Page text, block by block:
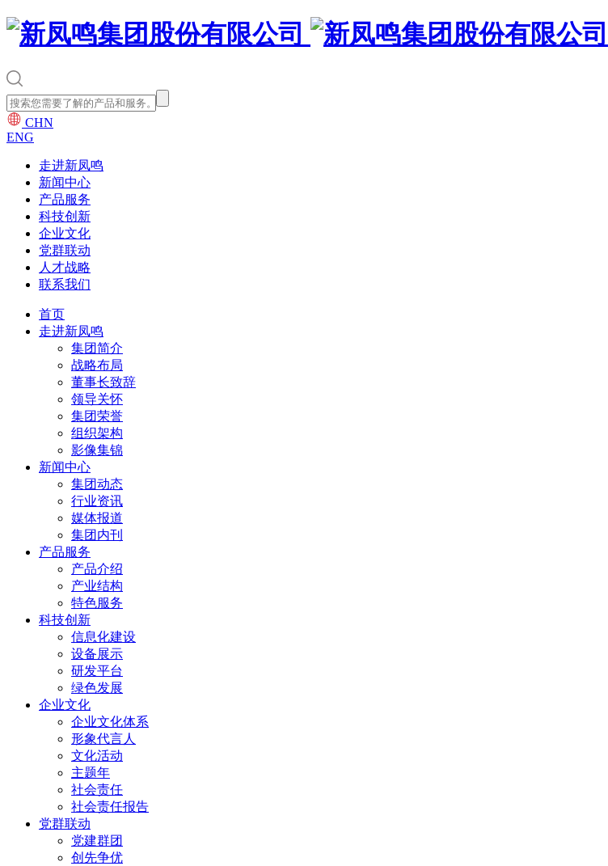
CHN
ENG
走进新凤鸣
新闻中心
产品服务
科技创新
企业文化
党群联动
人才战略
联系我们
首页
走进新凤鸣
集团简介
战略布局
董事长致辞
领导关怀
集团荣誉
组织架构
影像集锦
新闻中心
集团动态
行业资讯
媒体报道
集团内刊
产品服务
产品介绍
产业结构
特色服务
科技创新
信息化建设
设备展示
研发平台
绿色发展
企业文化
企业文化体系
形象代言人
文化活动
主题年
社会责任
社会责任报告
党群联动
党建群团
创先争优